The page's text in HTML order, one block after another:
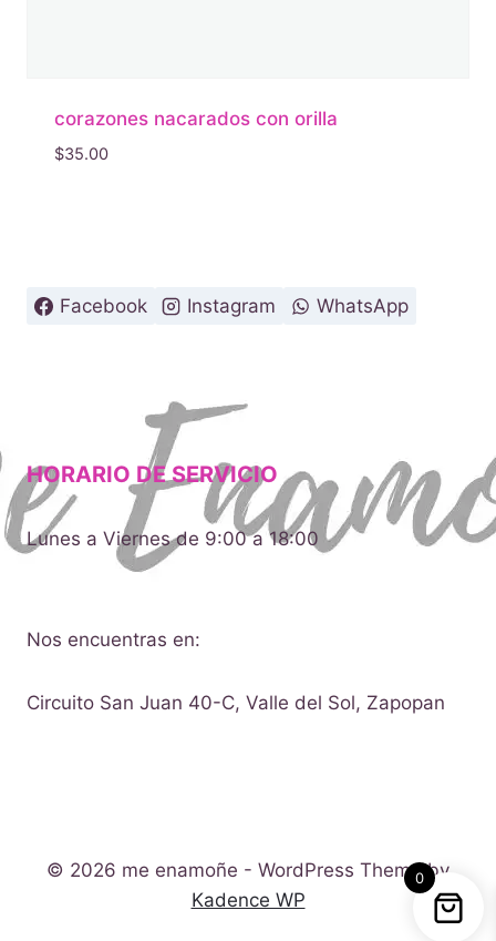
corazones nacarados con orilla
$35.00
Facebook Instagram WhatsApp
HORARIO DE SERVICIO
Lunes a Viernes de 9:00 a 18:00
Nos encuentras en:
Circuito San Juan 40-C, Valle del Sol, Zapopan
© 2026 me enamoñe - WordPress Theme by
Kadence WP
0